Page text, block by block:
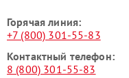
Горячая линия:
+7 (800) 301-55-83
Контактный телефон:
8 (800) 301-55-83